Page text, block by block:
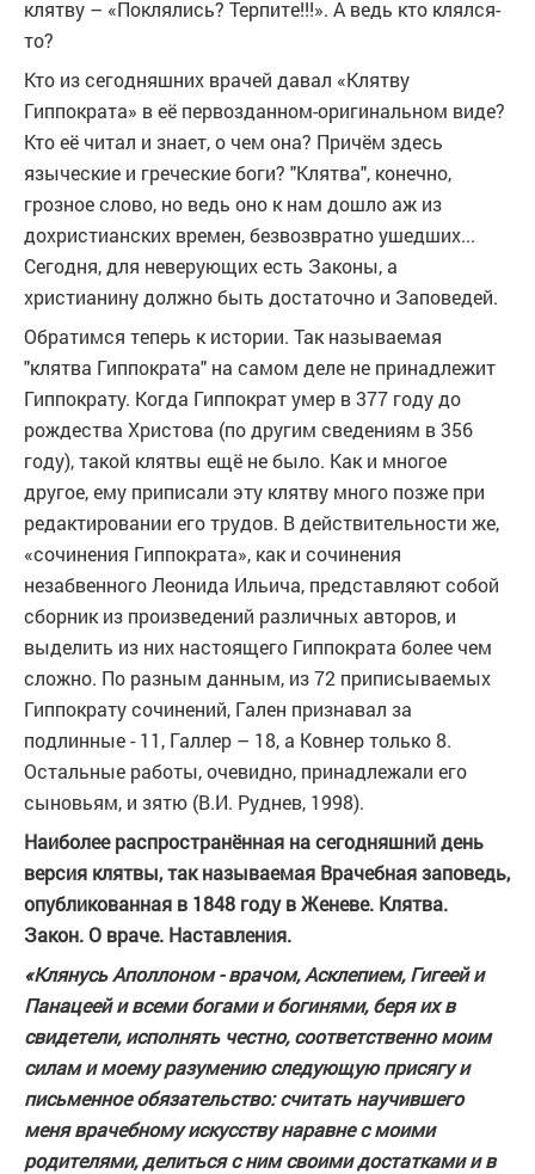
клятву – «Поклялись? Терпите!!!». А ведь кто клялся-
то?
Кто из сегодняшних врачей давал «Клятву
Гиппократа» в её первозданном-оригинальном виде?
Кто её читал и знает, о чем она? Причём здесь
языческие и греческие боги? "Клятва", конечно,
грозное слово, но ведь оно к нам дошло аж из
дохристианских времен, безвозвратно ушедших...
Сегодня, для неверующих есть Законы, а
христианину должно быть достаточно и Заповедей.
Обратимся теперь к истории. Так называемая
"клятва Гиппократа" на самом деле не принадлежит
Гиппократу. Когда Гиппократ умер в 377 году до
рождества Христова (по другим сведениям в 356
году), такой клятвы ещё не было. Как и многое
другое, ему приписали эту клятву много позже при
редактировании его трудов. В действительности же,
«сочинения Гиппократа», как и сочинения
незабвенного Леонида Ильича, представляют собой
сборник из произведений различных авторов, и
выделить из них настоящего Гиппократа более чем
сложно. По разным данным, из 72 приписываемых
Гиппократу сочинений, Гален признавал за
подлинные - 11, Галлер – 18, а Ковнер только 8.
Остальные работы, очевидно, принадлежали его
сыновьям, и зятю (В.И. Руднев, 1998).
Наиболее распространённая на сегодняшний день
версия клятвы, так называемая Врачебная заповедь,
опубликованная в 1848 году в Женеве. Клятва.
Закон. О враче. Наставления.
«Клянусь Аполлоном - врачом, Асклепием, Гигеей и
Панацеей и всеми богами и богинями, беря их в
свидетели, исполнять честно, соответственно моим
силам и моему разумению следующую присягу и
письменное обязательство: считать научившего
меня врачебному искусству наравне с моими
родителями, делиться с ним своими достатками и в